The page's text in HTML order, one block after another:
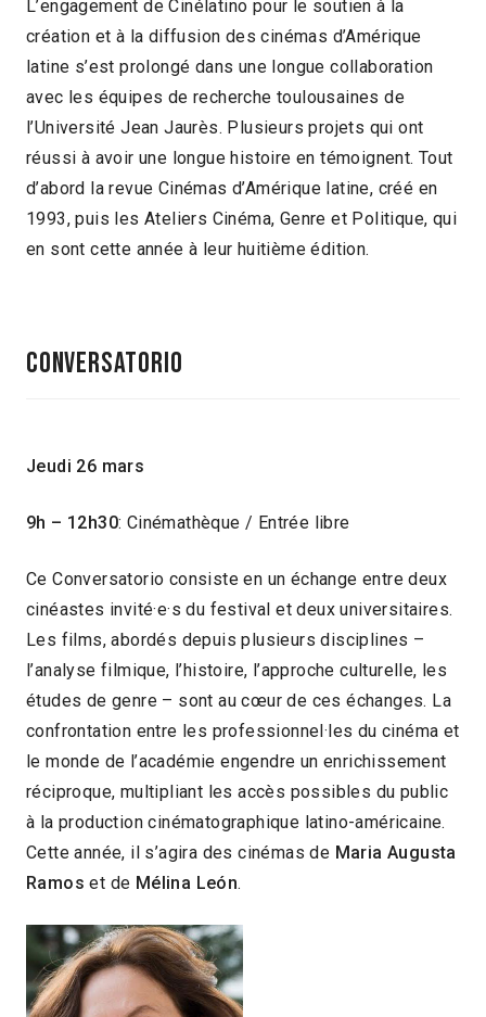
L’engagement de Cinélatino pour le soutien à la
création et à la diffusion des cinémas d’Amérique
latine s’est prolongé dans une longue collaboration
avec les équipes de recherche toulousaines de
l’Université Jean Jaurès. Plusieurs projets qui ont
réussi à avoir une longue histoire en témoignent. Tout
d’abord la revue Cinémas d’Amérique latine, créé en
1993, puis les Ateliers Cinéma, Genre et Politique, qui
en sont cette année à leur huitième édition.
CONVERSATORIO
Jeudi 26 mars
9h – 12h30: Cinémathèque / Entrée libre
Ce Conversatorio consiste en un échange entre deux
cinéastes invité·e·s du festival et deux universitaires.
Les films, abordés depuis plusieurs disciplines –
l’analyse filmique, l’histoire, l’approche culturelle, les
études de genre – sont au cœur de ces échanges. La
confrontation entre les professionnel·les du cinéma et
le monde de l’académie engendre un enrichissement
réciproque, multipliant les accès possibles du public
à la production cinématographique latino-américaine.
Cette année, il s’agira des cinémas de Maria Augusta
Ramoset de Mélina León.